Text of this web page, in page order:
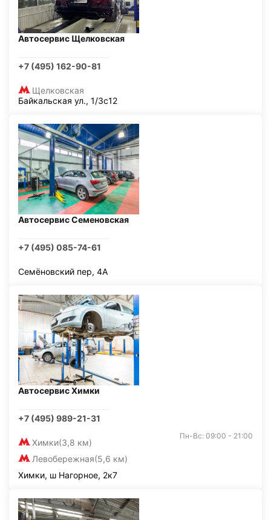
Автосервис Щелковская
+7 (495) 162-90-81
Щелковская
Байкальская ул., 1/3с12
Автосервис Семеновская
+7 (495) 085-74-61
Семёновский пер, 4А
Автосервис Химки
+7 (495) 989-21-31
Химки(3,8 км)
Левобережная(5,6 км)
Пн-Вс: 09:00 - 21:00
Химки, ш Нагорное, 2к7